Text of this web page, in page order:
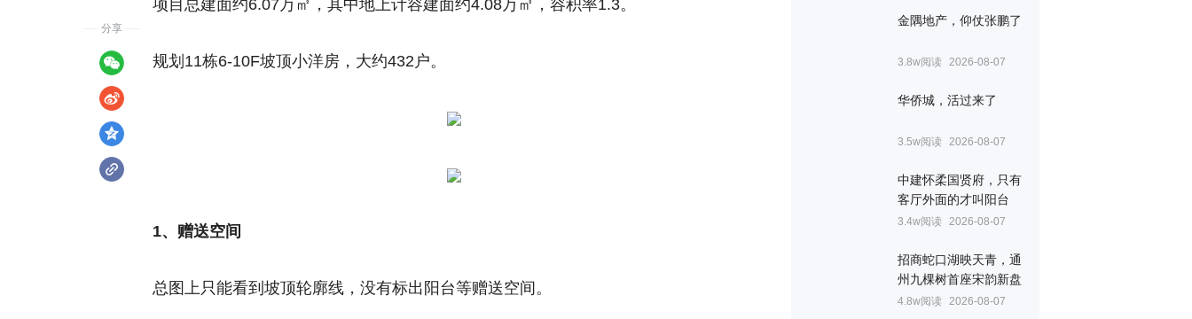
金隅地产，仰仗张鹏了
3.8w阅读 2026-08-07
华侨城，活过来了
3.5w阅读 2026-08-07
中建怀柔国贤府，只有
客厅外面的才叫阳台
3.4w阅读 2026-08-07
招商蛇口湖映天青，通
州九棵树首座宋韵新盘
4.8w阅读 2026-08-07
项目总建面约6.07万㎡，其中地上计容建面约4.08万㎡，容积率1.3。
规划11栋6-10F坡顶小洋房，大约432户。
1、赠送空间
总图上只能看到坡顶轮廓线，没有标出阳台等赠送空间。
分享